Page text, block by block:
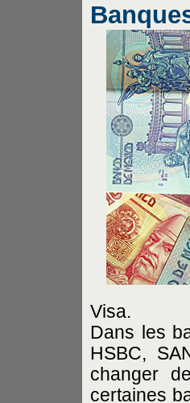
Visa.
Dans les
HSBC,
changer
certaines